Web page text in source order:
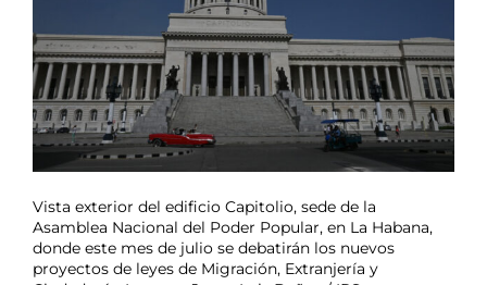
Vista exterior del edificio Capitolio, sede de la
Asamblea Nacional del Poder Popular, en La Habana,
donde este mes de julio se debatirán los nuevos
proyectos de leyes de Migración, Extranjería y